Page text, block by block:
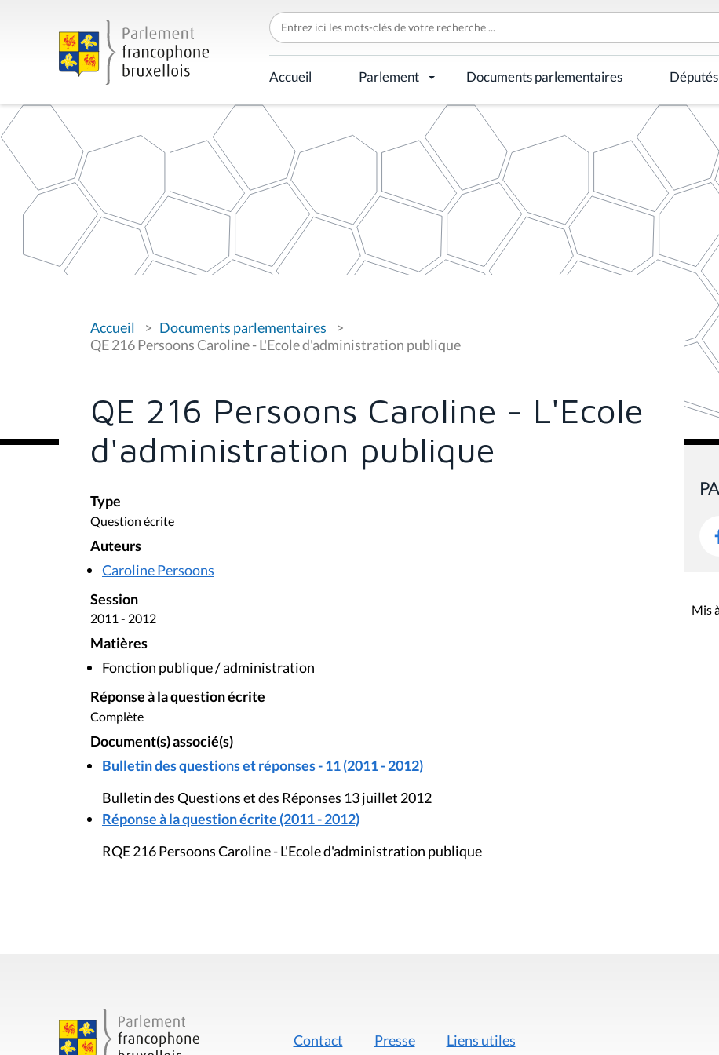
C
h
e
r
c
h
r
p
Accueil Parlement Documents parlementaires Députés
o
u
s
s
:
Accueil
Documents parlementaires
QE 216 Persoons Caroline - L'Ecole d'administration publique
QE 216 Persoons Caroline - L'Ecole
d'administration publique
Type
Question écrite
Auteurs
Caroline Persoons
Session
2011 - 2012
Matières
Fonction publique / administration
Réponse à la question écrite
Complète
Document(s) associé(s)
Bulletin des questions et réponses - 11 (2011 - 2012)
Bulletin des Questions et des Réponses 13 juillet 2012
Réponse à la question écrite (2011 - 2012)
RQE 216 Persoons Caroline - L'Ecole d'administration publique
Mis
Contact Presse Liens utiles